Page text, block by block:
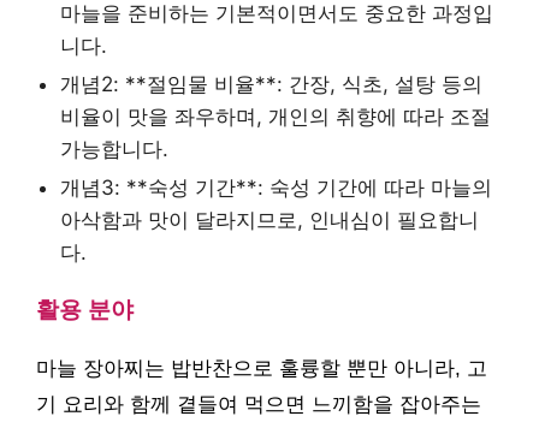
마늘을 준비하는 기본적이면서도 중요한 과정입
니다.
개념2: **절임물 비율**: 간장, 식초, 설탕 등의
비율이 맛을 좌우하며, 개인의 취향에 따라 조절
가능합니다.
개념3: **숙성 기간**: 숙성 기간에 따라 마늘의
아삭함과 맛이 달라지므로, 인내심이 필요합니
다.
활용 분야
마늘 장아찌는 밥반찬으로 훌륭할 뿐만 아니라, 고
기 요리와 함께 곁들여 먹으면 느끼함을 잡아주는